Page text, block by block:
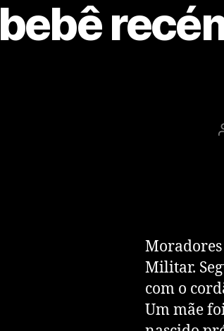
bebê
Militar.
com o
Um mãe